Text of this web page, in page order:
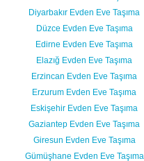
Diyarbakır Evden Eve Taşıma
Düzce Evden Eve Taşıma
Edirne Evden Eve Taşıma
Elazığ Evden Eve Taşıma
Erzincan Evden Eve Taşıma
Erzurum Evden Eve Taşıma
Eskişehir Evden Eve Taşıma
Gaziantep Evden Eve Taşıma
Giresun Evden Eve Taşıma
Gümüşhane Evden Eve Taşıma